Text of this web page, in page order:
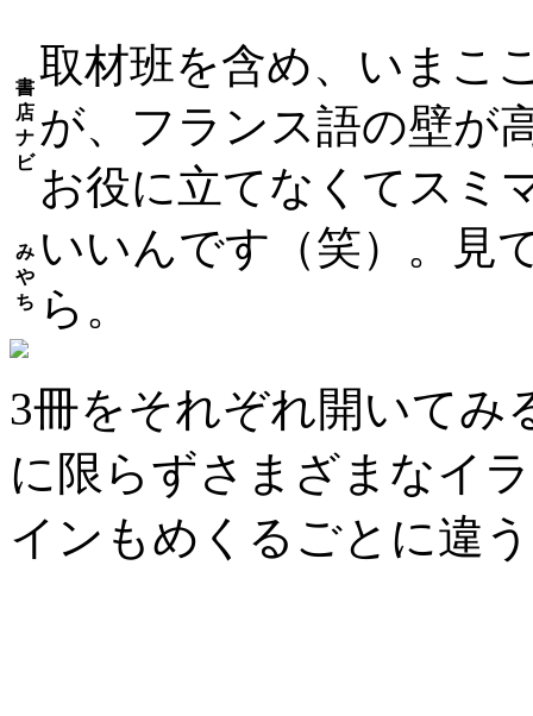
書
店
ナ
ビ
取材班を含め、いまこ
が、フランス語の壁が
お役に立てなくてスミ
み
や
ち
いいんです（笑）。見
ら。
3冊をそれぞれ開いてみ
に限らずさまざまなイ
インもめくるごとに違